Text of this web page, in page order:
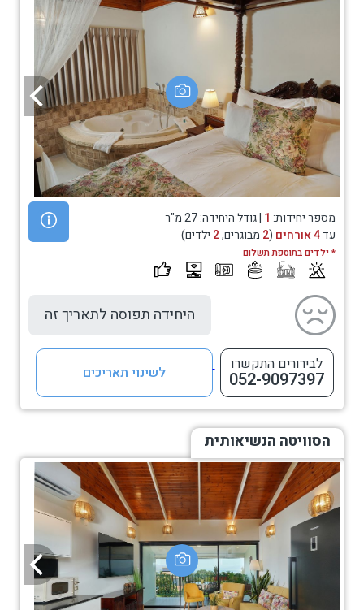
מספר יחידות: 1 | גודל היחידה: 27 מ"ר
עד4 אורחים (
2 מבוגרים,2 ילדים)
* ילדים בתוספת תשלום
היחידה תפוסה לתאריך זה
לבירורים התקשרו
052-9097397 לשינוי תאריכים
הסוויטה הנשיאותית